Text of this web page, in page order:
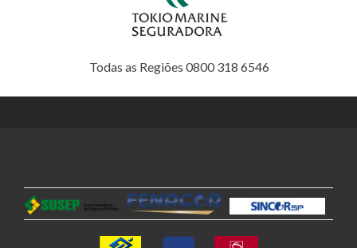
Todas as Regiões 0800 318 6546